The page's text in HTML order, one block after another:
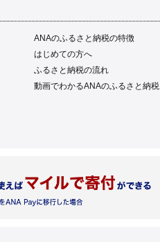
ANAのふるさと納税の特徴
はじめての方へ
ふるさと納税の流れ
動画でわかるANAのふるさと納税